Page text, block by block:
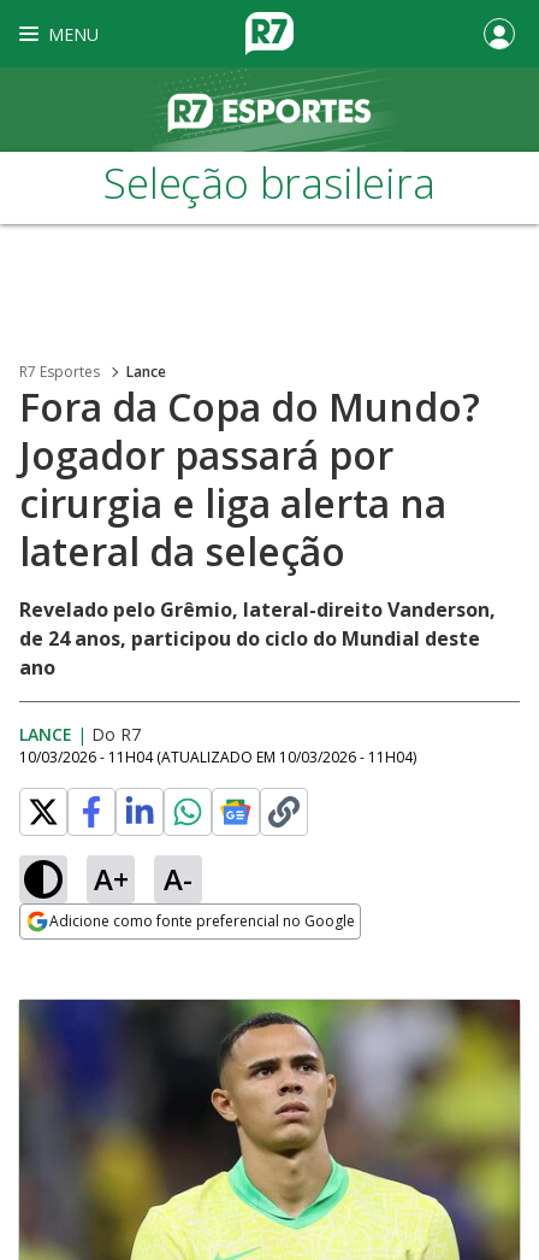
MENU
Seleção brasileira
R7 Esportes Lance
Fora da Copa do Mundo?
Jogador passará por
cirurgia e liga alerta na
lateral da seleção
Revelado pelo Grêmio, lateral-direito Vanderson,
de 24 anos, participou do ciclo do Mundial deste
ano
LANCE | Do R7
10/03/2026 - 11H04 (ATUALIZADO EM 10/03/2026 - 11H04)
A+ A-
Adicione como fonte preferencial no Google